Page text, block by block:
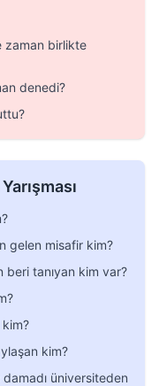
zaman birlikte
denedi?
gelen misafir kim?
beri tanıyan kim var?
kim?
üniversiteden